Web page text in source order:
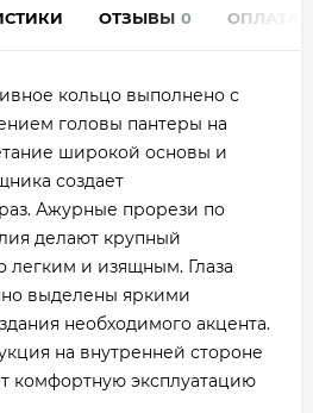
ОТЗЫВЫ 0 ОПЛАТА
кольцо выполнено с
головы пантеры на
широкой основы и
создает
Ажурные прорези по
делают крупный
легким и изящным. Глаза
выделены яркими
необходимого акцента.
на внутренней стороне
комфортную эксплуатацию